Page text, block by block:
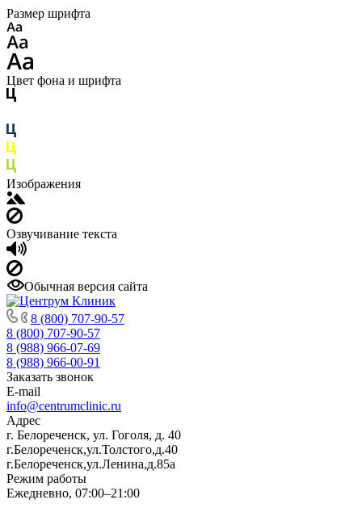
Размер шрифта
Цвет фона и шрифта
Изображения
Озвучивание текста
Обычная версия сайта
8 (800) 707-90-57
8 (800) 707-90-57
8 (988) 966-07-69
8 (988) 966-00-91
Заказать звонок
E-mail
info@centrumclinic.ru
Адрес
г. Белореченск, ул. Гоголя, д. 40
г.Белореченск,ул.Толстого,д.40
г.Белореченск,ул.Ленина,д.85а
Режим работы
Ежедневно, 07:00–21:00